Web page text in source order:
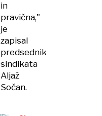
in
pravična,"
je
zapisal
predsednik
sindikata
Aljaž
Sočan.